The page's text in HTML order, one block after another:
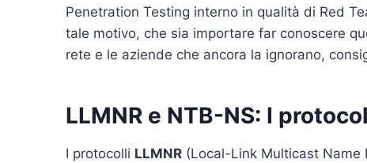
Penetration Testing interno in qualità di Red
tale motivo, che sia importare far conoscere
rete e le aziende che ancora la ignorano,
LLMNR e NTB-NS: I
I protocolli LLMNR (Local-Link Multicast Name